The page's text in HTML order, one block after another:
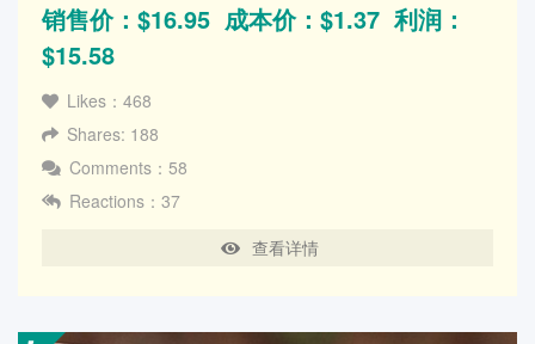
销售价：$16.95 成本价：$1.37 利润：
$15.58
Likes：468
Shares: 188
Comments：58
Reactions：37
查看详情